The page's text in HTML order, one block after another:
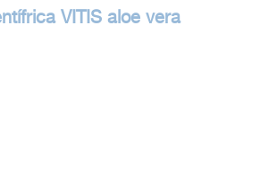
VITIS aloe vera